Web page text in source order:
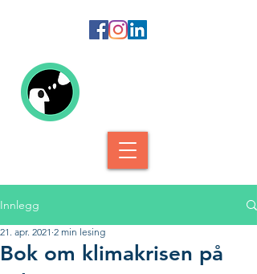
Innlegg
Bok om klimakrisen på
21. apr. 2021 2 min lesing